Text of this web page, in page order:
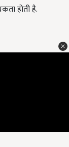
होती है.